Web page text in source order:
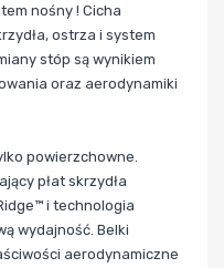
nośny ! Cicha
ostrza i system
stóp są wynikiem
oraz aerodynamiki
powierzchowne.
płat skrzydła
i technologia
wydajność. Belki
aerodynamiczne